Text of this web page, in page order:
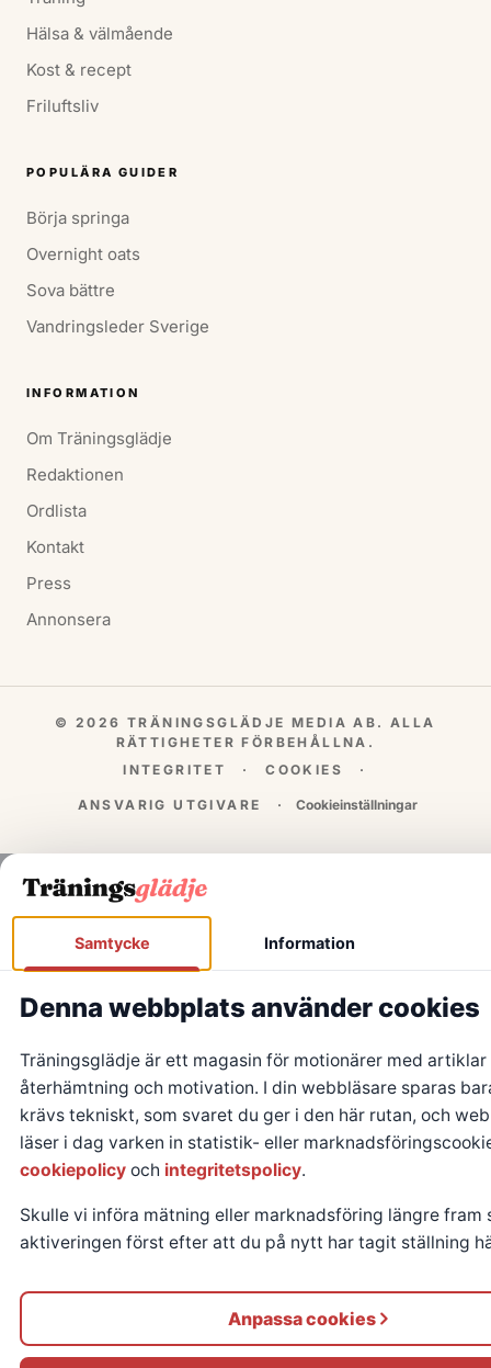
Hälsa & välmående
Kost & recept
Friluftsliv
POPULÄRA GUIDER
Börja springa
Overnight oats
Sova bättre
Vandringsleder Sverige
INFORMATION
Om Träningsglädje
Redaktionen
Ordlista
Kontakt
Press
Annonsera
© 2026 TRÄNINGSGLÄDJE MEDIA AB. ALLA
RÄTTIGHETER FÖRBEHÅLLNA.
INTEGRITET
· COOKIES ·
ANSVARIG UTGIVARE ·Cookieinställningar
Samtycke Information
Denna webbplats använder cookies
Träningsglädje är ett magasin för motionärer med artiklar
återhämtning och motivation. I din webbläsare sparas
krävs tekniskt, som svaret du ger i den här rutan, och
läser i dag varken in statistik- eller
cookiepolicy och integritetspolicy.
Skulle vi införa mätning eller marknadsföring längre fram
aktiveringen först efter att du på nytt har tagit ställning
Anpassa cookies